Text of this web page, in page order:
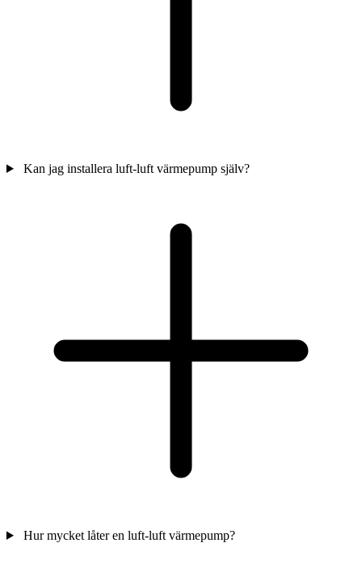
Kan jag installera luft-luft värmepump själv?
Hur mycket låter en luft-luft värmepump?